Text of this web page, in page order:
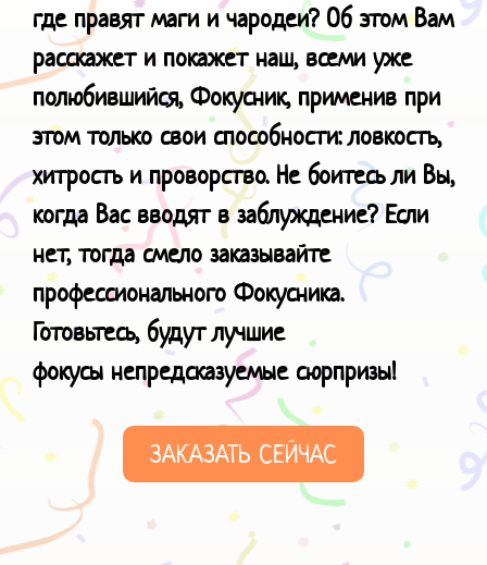
где правят маги и чародеи? Об этом Вам
расскажет и покажет наш, всеми уже
полюбившийся, Фокусник, применив при
этом только свои способности: ловкость,
хитрость и проворство. Не боитесь ли Вы,
когда Вас вводят в заблуждение? Если
нет, тогда смело заказывайте
профессионального Фокусника.
Готовьтесь, будут лучшие
фокусы непредсказуемые сюрпризы!
ЗАКАЗАТЬ СЕЙЧАС